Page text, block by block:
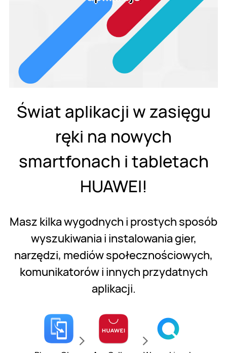
Świat aplikacji w zasięgu
ręki na nowych
smartfonach i tabletach
HUAWEI!
Masz kilka wygodnych i prostych sposób
wyszukiwania i instalowania gier,
narzędzi, mediów społecznościowych,
komunikatorów i innych przydatnych
aplikacji.